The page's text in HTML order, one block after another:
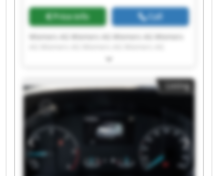
Price info Call
Wiemers AG Wiemers AG Wiemers AG Wiemers
Wiemers AG Wiemers AG Wiemers AG Wiemers
Wiemers AG Wiemers AG Wiemers AG Wiemers
AG Wiemers AG Wiemers AG
Listing